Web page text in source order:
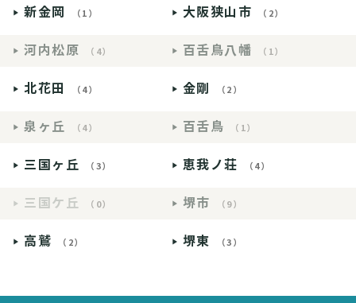
新金岡 （1） 大阪狭山市 （2）
河内松原 （4） 百舌鳥八幡 （1）
北花田 （4） 金剛 （2）
泉ヶ丘 （4） 百舌鳥 （1）
三国ヶ丘 （3） 恵我ノ荘 （4）
三国ケ丘 （0） 堺市 （9）
高鷲 （2） 堺東 （3）